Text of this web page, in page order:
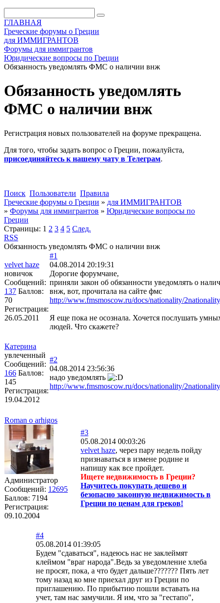
ГЛАВНАЯ
Греческие форумы о Греции
для ИММИГРАНТОВ
Форумы для иммигрантов
Юридические вопросы по Греции
Обязанность уведомлять ФМС о наличии внж
Обязанность уведомлять
ФМС о наличии внж
Регистрация новых пользователей на форуме прекращена.
Для того, чтобы задать вопрос о Греции, пожалуйста,
присоединяйтесь к нашему чату в Телеграм.
Поиск Пользователи Правила
Греческие форумы о Греции » для ИММИГРАНТОВ
» Форумы для иммигрантов » Юридические вопросы по
Греции
Страницы: 1 2 3 4 5 След.
RSS
Обязанность уведомлять ФМС о наличии внж
velvet haze
новичок
Сообщений:
137 Баллов:
70
Регистрация:
26.05.2011
#1
04.08.2014 20:19:31
Дорогие форумчане,
приняли закон об обязанности уведомлять о
внж, вот, прочитала на сайте фмс
http://www.fmsmoscow.ru/docs/nationality/
Я еще пока не осознала. Хочется послушать
людей. Что скажете?
Катерина
увлеченный
Сообщений:
166 Баллов:
145
Регистрация:
19.04.2012
#2
04.08.2014 23:56:36
надо уведомлять
http://www.fmsmoscow.ru/docs/nationality/
Roman o arhigos
Администратор
Сообщений: 12695
Баллов: 7194
Регистрация:
09.10.2004
#3
05.08.2014 00:03:26
velvet haze, через пару недель пойду
признаваться в измене родине и
напишу как все пройдет.
Ищете недвижимость в Греции?
Научитесь покупать дешево и
безопасно законную недвижимость в
Греции по ценам для греков!
#4
05.08.2014 01:39:05
Будем "сдаваться", надеюсь нас не заклеймят
клеймом "враг народа".Ведь за уведомление хлеба
не просят, пока, а что будет дальше??????? Пять лет
тому назад ко мне приехал друг из Греции по
приглашению. По прибытию пошли вставать на
учет, там нас замучили. Я им, что за "гестапо",